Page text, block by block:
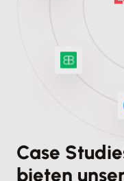
Case
bieten